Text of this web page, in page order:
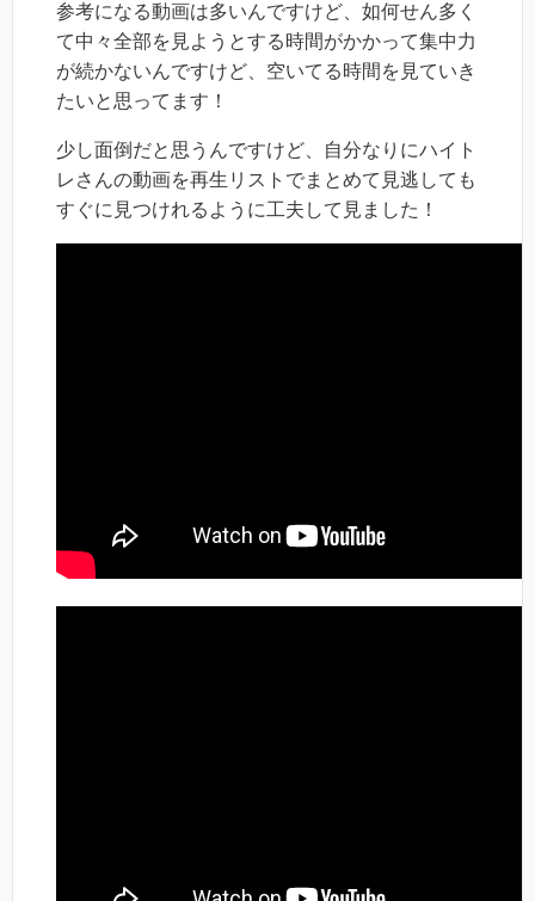
参考になる動画は多いんですけど、如何せん多く
て中々全部を見ようとする時間がかかって集中力
が続かないんですけど、空いてる時間を見ていき
たいと思ってます！
少し面倒だと思うんですけど、
自分なりにハイト
レさんの動画を再生リストでまとめて 見逃しても
すぐに見つけれるように工夫して見ました！